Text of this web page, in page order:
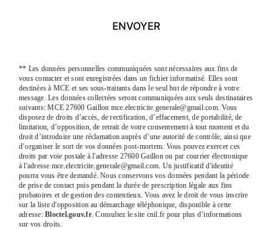
ENVOYER
** Les données personnelles communiquées sont nécessaires aux fins de
vous contacter et sont enregistrées dans un fichier informatisé. Elles sont
destinées à MCE et ses sous-traitants dans le seul but de répondre à votre
message. Les données collectées seront communiquées aux seuls destinataires
suivants: MCE 27600 Gaillon mce.electricite.generale@gmail.com. Vous
disposez de droits d’accès, de rectification, d’effacement, de portabilité, de
limitation, d’opposition, de retrait de votre consentement à tout moment et du
droit d’introduire une réclamation auprès d’une autorité de contrôle, ainsi que
d’organiser le sort de vos données post-mortem. Vous pouvez exercer ces
droits par voie postale à l'adresse 27600 Gaillon ou par courrier électronique
à l'adresse mce.electricite.generale@gmail.com. Un justificatif d'identité
pourra vous être demandé. Nous conservons vos données pendant la période
de prise de contact puis pendant la durée de prescription légale aux fins
probatoires et de gestion des contentieux. Vous avez le droit de vous inscrire
sur la liste d'opposition au démarchage téléphonique, disponible à cette
adresse:Bloctel.gouv.fr. Consultez le site cnil.fr pour plus d’informations
sur vos droits.